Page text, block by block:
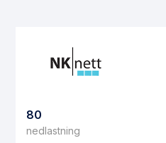
80
nedlastning